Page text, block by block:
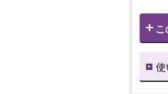
こ
使